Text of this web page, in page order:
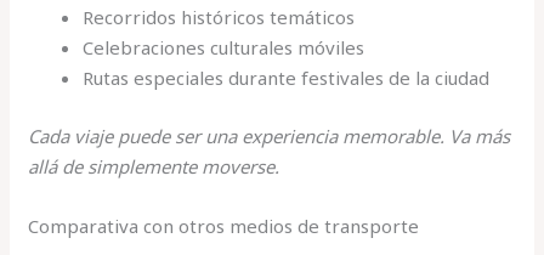
Recorridos históricos temáticos
Celebraciones culturales móviles
Rutas especiales durante festivales de la ciudad
Cada viaje puede ser una experiencia memorable. Va más
allá de simplemente moverse.
Comparativa con otros medios de transporte